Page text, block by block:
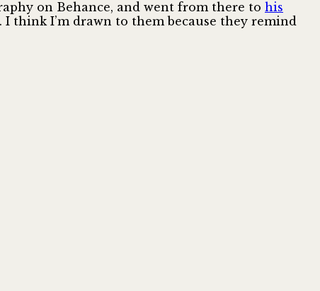
on Behance, and went from there to his
think I’m drawn to them because they remind